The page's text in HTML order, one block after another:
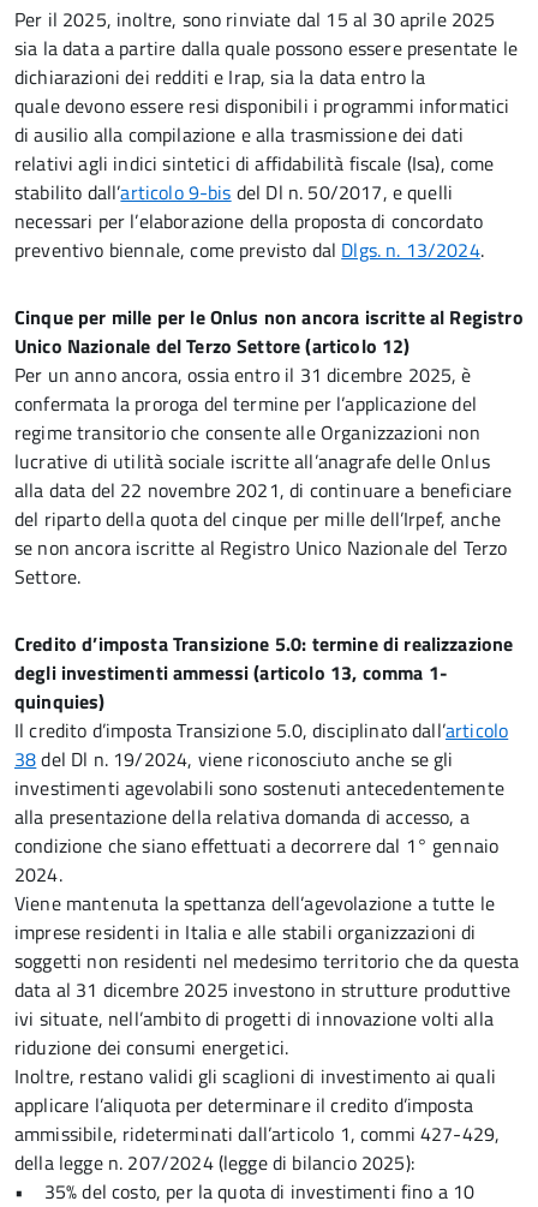
Per il 2025, inoltre, sono rinviate dal 15 al 30 aprile 2025
sia la data a partire dalla quale possono essere presentate le
dichiarazioni dei redditi e Irap, sia la data entro la
quale devono essere resi disponibili i programmi informatici
di ausilio alla compilazione e alla trasmissione dei dati
relativi agli indici sintetici di affidabilità fiscale (Isa), come
stabilito dall’articolo 9-bis del Dl n. 50/2017, e quelli
necessari per l’elaborazione della proposta di concordato
preventivo biennale, come previsto dal Dlgs. n. 13/2024.
Cinque per mille per le Onlus non ancora iscritte al Registro
Unico Nazionale del Terzo Settore (articolo 12)
Per un anno ancora, ossia entro il 31 dicembre 2025, è
confermata la proroga del termine per l’applicazione del
regime transitorio che consente alle Organizzazioni non
lucrative di utilità sociale iscritte all’anagrafe delle Onlus
alla data del 22 novembre 2021, di continuare a beneficiare
del riparto della quota del cinque per mille dell’Irpef, anche
se non ancora iscritte al Registro Unico Nazionale del Terzo
Settore.
Credito d’imposta Transizione 5.0: termine di realizzazione
degli investimenti ammessi (articolo 13, comma 1-
quinquies)
Il credito d’imposta Transizione 5.0, disciplinato dall’articolo
38del Dl n. 19/2024, viene riconosciuto anche se gli
investimenti agevolabili sono sostenuti antecedentemente
alla presentazione della relativa domanda di accesso, a
condizione che siano effettuati a decorrere dal 1° gennaio
2024.
Viene mantenuta la spettanza dell’agevolazione a tutte le
imprese residenti in Italia e alle stabili organizzazioni di
soggetti non residenti nel medesimo territorio che da questa
data al 31 dicembre 2025 investono in strutture produttive
ivi situate, nell’ambito di progetti di innovazione volti alla
riduzione dei consumi energetici.
Inoltre, restano validi gli scaglioni di investimento ai quali
applicare l’aliquota per determinare il credito d’imposta
ammissibile, rideterminati dall’articolo 1, commi 427-429,
della legge n. 207/2024 (legge di bilancio 2025):
• 35% del costo, per la quota di investimenti fino a 10